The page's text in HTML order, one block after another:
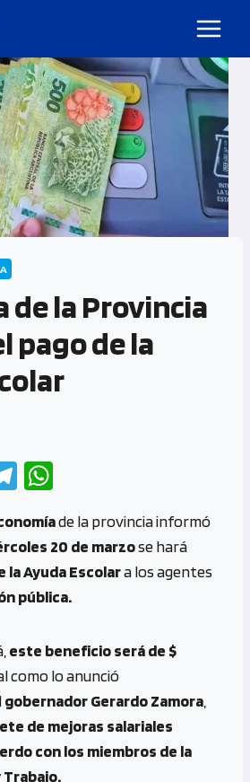
de la Provincia
pago de la
Te
gr
a
m
at
s
A
p
de la provincia informó
20 de marzose hará
la Ayuda Escolara los agentes
pública.
este beneficio será de $
como lo anunció
gobernador Gerardo Zamora
de mejoras salariales
con los miembros de la
Trabajo.